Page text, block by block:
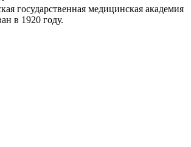
государственная медицинская академия
в 1920 году.